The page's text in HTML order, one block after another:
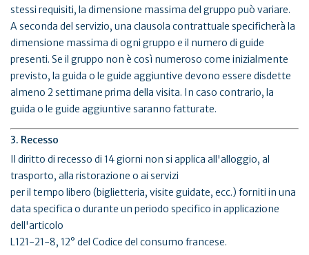
stessi requisiti, la dimensione massima del gruppo può variare.
A seconda del servizio, una clausola contrattuale specificherà la
dimensione massima di ogni gruppo e il numero di guide
presenti. Se il gruppo non è così numeroso come inizialmente
previsto, la guida o le guide aggiuntive devono essere disdette
almeno 2 settimane prima della visita. In caso contrario, la
guida o le guide aggiuntive saranno fatturate.
3. Recesso
Il diritto di recesso di 14 giorni non si applica all'alloggio, al
trasporto, alla ristorazione o ai servizi
per il tempo libero (biglietteria, visite guidate, ecc.) forniti in una
data specifica o durante un periodo specifico in applicazione
dell'articolo
L121-21-8, 12° del Codice del consumo francese.